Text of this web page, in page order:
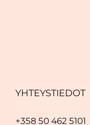
YHTEYSTIEDOT
+358 50 462 5101